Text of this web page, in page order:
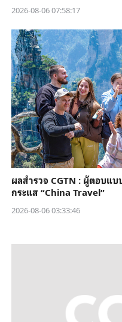
2026-08-06 07:58:17
ผลสำรวจ CGTN : ผู้ตอบแ
กระแส “China Travel”
2026-08-06 03:33:46